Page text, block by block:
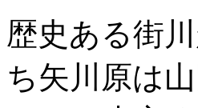
歴史ある街
ち矢川原は